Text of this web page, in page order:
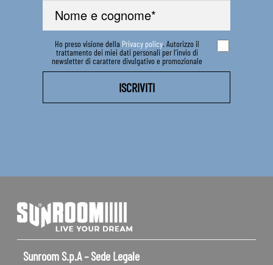
Ho preso visione della Privacy policy. Autorizzo il
trattamento dei miei dati personali per l’invio di
newsletter di carattere divulgativo e promozionale
Sunroom S.p.A – Sede Legale